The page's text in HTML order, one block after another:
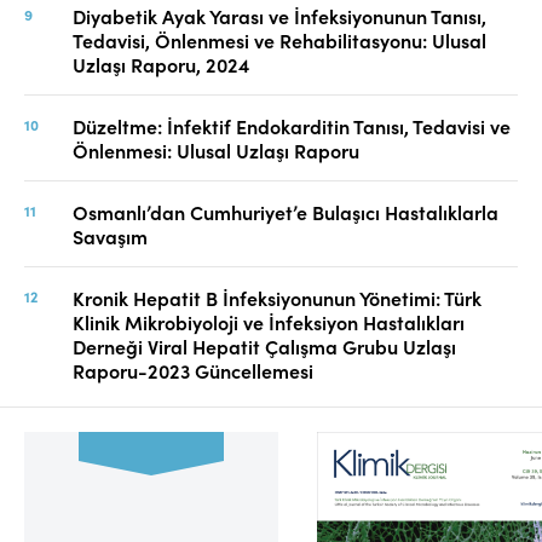
Diyabetik Ayak Yarası ve İnfeksiyonunun Tanısı,
Tedavisi, Önlenmesi ve Rehabilitasyonu: Ulusal
Uzlaşı Raporu, 2024
Düzeltme: İnfektif Endokarditin Tanısı, Tedavisi ve
Önlenmesi: Ulusal Uzlaşı Raporu
Osmanlı’dan Cumhuriyet’e Bulaşıcı Hastalıklarla
Savaşım
Kronik Hepatit B İnfeksiyonunun Yönetimi: Türk
Klinik Mikrobiyoloji ve İnfeksiyon Hastalıkları
Derneği Viral Hepatit Çalışma Grubu Uzlaşı
Raporu-2023 Güncellemesi